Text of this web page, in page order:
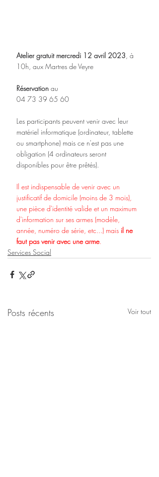
Atelier gratuit mercredi 12 avril 2023 , à
10h, aux Martres de Veyre
Réservation au
04 73 39 65 60
Les participants peuvent venir avec leur
matériel informatique (ordinateur, tablette
ou smartphone) mais ce n'est pas une
obligation (4 ordinateurs seront
disponibles pour être prêtés).
Il est indispensable de venir avec un
justificatif de domicile (moins de 3 mois),
une pièce d'identité valide et un maximum
d'information sur ses armes (modèle,
année, numéro de série, etc...) mais il ne
faut pas venir avec une arme.
Services Social
Posts récents Voir tout